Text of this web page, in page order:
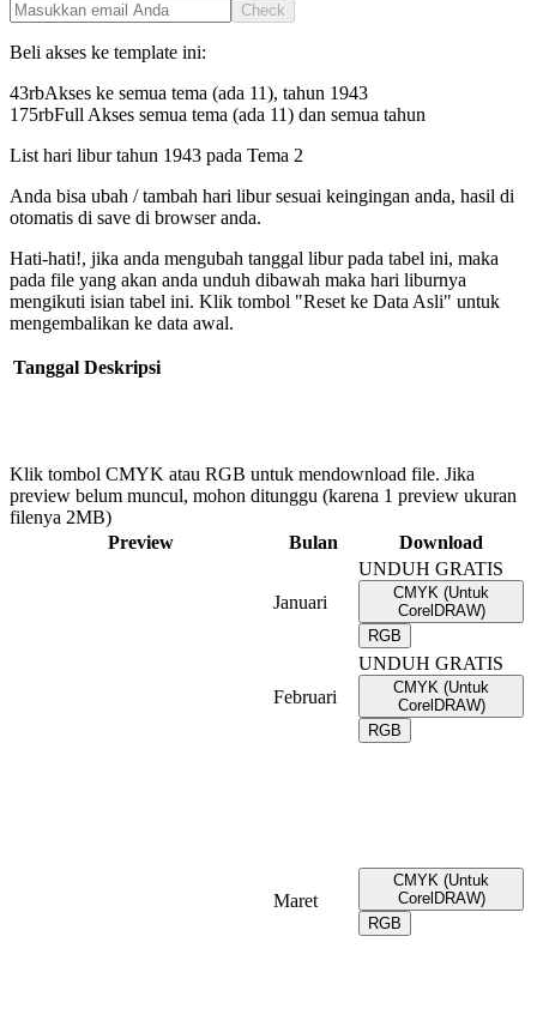
Check
Beli akses ke template ini:
43rbAkses ke semua tema (ada 11), tahun 1943
175rbFull Akses semua tema (ada 11) dan semua tahun
List hari libur tahun 1943 pada Tema 2
Anda bisa ubah / tambah hari libur sesuai keingingan anda, hasil di
otomatis di save di browser anda.
Hati-hati!, jika anda mengubah tanggal libur pada tabel ini, maka
pada file yang akan anda unduh dibawah maka hari liburnya
mengikuti isian tabel ini. Klik tombol "Reset ke Data Asli" untuk
mengembalikan ke data awal.
Tanggal Deskripsi
Klik tombol CMYK atau RGB untuk mendownload file. Jika
preview belum muncul, mohon ditunggu (karena 1 preview ukuran
filenya 2MB)
Preview
Bulan Download
Januari
UNDUH GRATIS
CMYK (Untuk
CorelDRAW)
RGB
Februari
UNDUH GRATIS
CMYK (Untuk
CorelDRAW)
RGB
Maret
CMYK (Untuk
CorelDRAW)
RGB